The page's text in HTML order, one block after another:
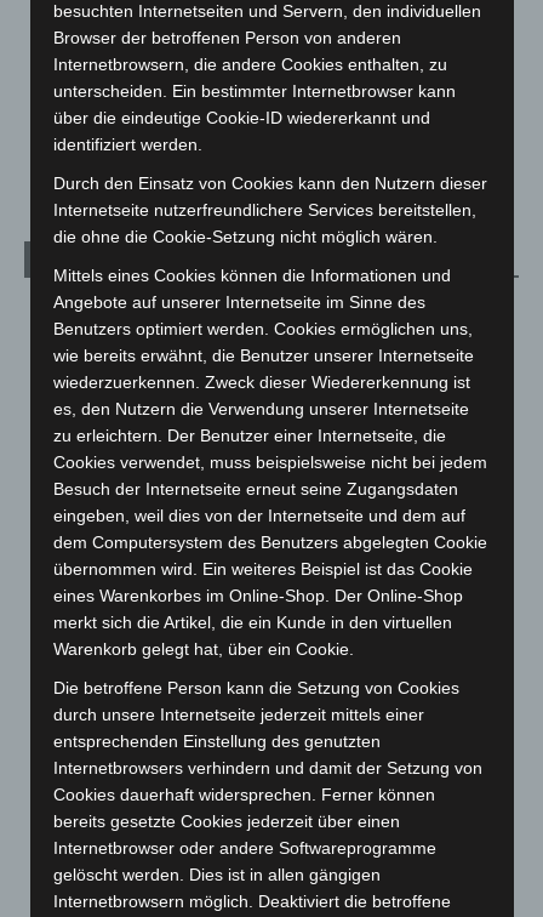
Leserbriefe
Menschen
Über uns
Veranstaltungen
August 2026(14)
Juli 2026(73)
Juni 2026(139)
Mai 2026 (99)
April 2026(99)
März 2026(115)
Februar 2026
Januar 2026(122)
Dezember 2025(103)
November 2025
(114)
Oktober 2025
(112)
September 2025(93)
August 2025(90)
Juli 2025
(90)
Juni 2025(103)
Mai 2025(112)
April 2025(88)
besuchten Internetseiten und Servern, den individuellen
Browser der betroffenen Person von anderen
Internetbrowsern, die andere Cookies enthalten, zu
unterscheiden. Ein bestimmter Internetbrowser kann
über die eindeutige Cookie-ID wiedererkannt und
identifiziert werden.
Durch den Einsatz von Cookies kann den Nutzern dieser
Internetseite nutzerfreundlichere Services bereitstellen,
die ohne die Cookie-Setzung nicht möglich wären.
Mittels eines Cookies können die Informationen und
Angebote auf unserer Internetseite im Sinne des
Benutzers optimiert werden. Cookies ermöglichen uns,
wie bereits erwähnt, die Benutzer unserer Internetseite
wiederzuerkennen. Zweck dieser Wiedererkennung ist
es, den Nutzern die Verwendung unserer Internetseite
zu erleichtern. Der Benutzer einer Internetseite, die
Cookies verwendet, muss beispielsweise nicht bei jedem
Besuch der Internetseite erneut seine Zugangsdaten
eingeben, weil dies von der Internetseite und dem auf
dem Computersystem des Benutzers abgelegten Cookie
übernommen wird. Ein weiteres Beispiel ist das Cookie
eines Warenkorbes im Online-Shop. Der Online-Shop
merkt sich die Artikel, die ein Kunde in den virtuellen
Warenkorb gelegt hat, über ein Cookie.
Die betroffene Person kann die Setzung von Cookies
durch unsere Internetseite jederzeit mittels einer
entsprechenden Einstellung des genutzten
Internetbrowsers verhindern und damit der Setzung von
Cookies dauerhaft widersprechen. Ferner können
bereits gesetzte Cookies jederzeit über einen
Internetbrowser oder andere Softwareprogramme
gelöscht werden. Dies ist in allen gängigen
Internetbrowsern möglich. Deaktiviert die betroffene